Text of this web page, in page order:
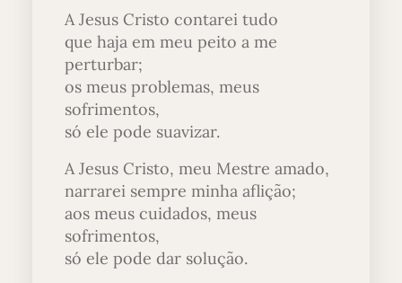
A Jesus Cristo contarei tudo
que haja em meu peito a me
perturbar;
os meus problemas, meus
sofrimentos,
só ele pode suavizar.
A Jesus Cristo, meu Mestre amado,
narrarei sempre minha aflição;
aos meus cuidados, meus
sofrimentos,
só ele pode dar solução.